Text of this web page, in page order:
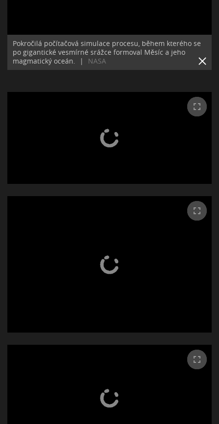
Pokročilá počítačová simulace procesu, během kterého se
po gigantické vesmírné srážce formoval Měsíc a jeho
magmatický oceán.
| NASA